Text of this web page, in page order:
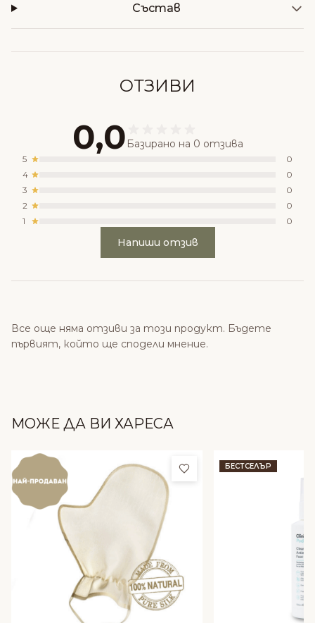
Състав
ОТЗИВИ
0,0 Базирано на 0 отзива
5
0
4
0
3
0
2
0
1
0
Напиши отзив
Все още няма отзиви за този продукт. Бъдете
първият, който ще сподели мнение.
МОЖЕ ДА ВИ ХАРЕСА
Добави в любими
БЕСТСЕЛЪР